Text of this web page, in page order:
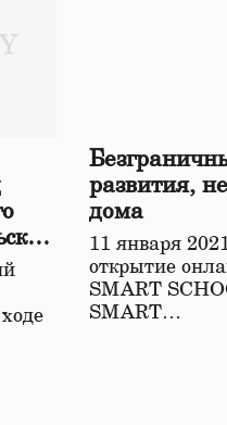
развития,
дома
11 января
открытие
SMART
SMART…